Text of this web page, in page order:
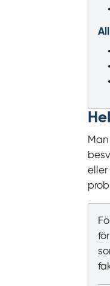
eller